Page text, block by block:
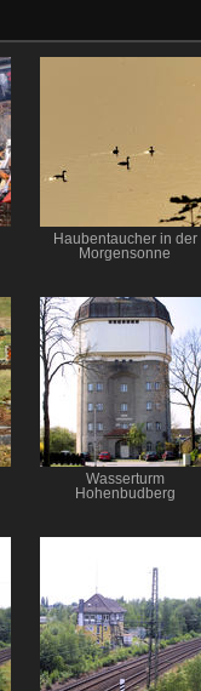
Haubentaucher in der
Morgensonne
Wasserturm
Hohenbudberg